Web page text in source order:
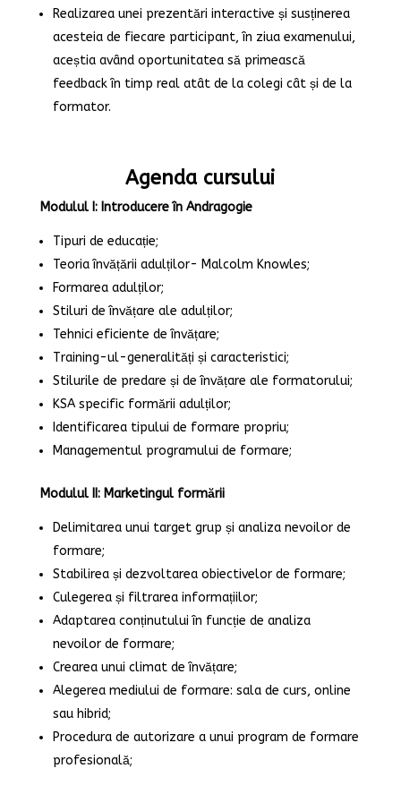
Realizarea unei prezentări interactive și susținerea
acesteia de fiecare participant, în ziua examenului,
aceștia având oportunitatea să primească
feedback în timp real atât de la colegi cât și de la
formator.
Agenda cursului
Modulul I: Introducere în Andragogie
Tipuri de educație;
Teoria învățării adulților- Malcolm Knowles;
Formarea adulților;
Stiluri de învățare ale adulților;
Tehnici eficiente de învățare;
Training-ul-generalități și caracteristici;
Stilurile de predare și de învățare ale formatorului;
KSA specific formării adulților;
Identificarea tipului de formare propriu;
Managementul programului de formare;
Modulul II: Marketingul formării
Delimitarea unui target grup și analiza nevoilor de
formare;
Stabilirea și dezvoltarea obiectivelor de formare;
Culegerea și filtrarea informațiilor;
Adaptarea conținutului în funcție de analiza
nevoilor de formare;
Crearea unui climat de învățare;
Alegerea mediului de formare: sala de curs, online
sau hibrid;
Procedura de autorizare a unui program de formare
profesională;